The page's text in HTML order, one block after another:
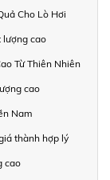
Cho Lò Hơi
lượng cao
Từ Thiên Nhiên
cao
Nam
thành hợp lý
cao